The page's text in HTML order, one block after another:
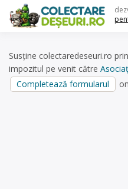
content
Susține colectaredeseuri.ro
impozitul pe venit către
Completează formularul